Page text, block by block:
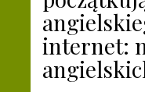
internet: